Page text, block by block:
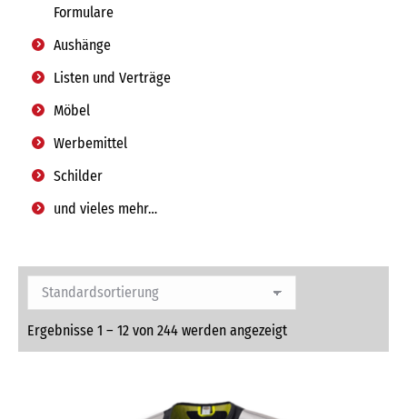
Formulare
Aushänge
Listen und Verträge
Möbel
Werbemittel
Schilder
und vieles mehr…
Ergebnisse 1 – 12 von 244 werden angezeigt